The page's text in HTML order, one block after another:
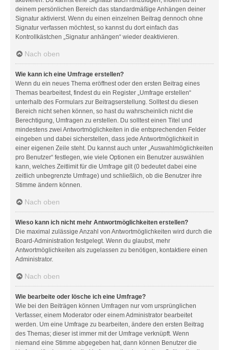
deinem persönlichen Bereich das standardmäßige Anhängen deiner
Signatur aktivierst. Wenn du einen einzelnen Beitrag dennoch ohne
Signatur verfassen möchtest, so kannst du dort einfach das
Kontrollkästchen „Signatur anhängen“ wieder deaktivieren.
Nach oben
Wie kann ich eine Umfrage erstellen?
Wenn du ein neues Thema eröffnest oder den ersten Beitrag eines
Themas bearbeitest, findest du ein Register „Umfrage erstellen“
unterhalb des Formulars zur Beitragserstellung. Solltest du diesen
Bereich nicht sehen können, so hast du wahrscheinlich nicht die
Berechtigung, Umfragen zu erstellen. Du solltest einen Titel und
mindestens zwei Antwortmöglichkeiten in die entsprechenden Felder
eingeben und dabei sicherstellen, dass jede Antwortmöglichkeit in
einer eigenen Zeile steht. Du kannst auch unter „Auswahlmöglichkeiten
pro Benutzer“ festlegen, wie viele Optionen ein Benutzer auswählen
kann, welches Zeitlimit für die Umfrage gilt (0 bedeutet dabei eine
zeitlich unbegrenzte Umfrage) und schließlich, ob die Benutzer ihre
Stimme ändern können.
Nach oben
Wieso kann ich nicht mehr Antwortmöglichkeiten erstellen?
Die maximal zulässige Anzahl von Antwortmöglichkeiten wird durch die
Board-Administration festgelegt. Wenn du glaubst, mehr
Antwortmöglichkeiten als zugelassen zu benötigen, kontaktiere einen
Administrator.
Nach oben
Wie bearbeite oder lösche ich eine Umfrage?
Wie bei den Beiträgen können Umfragen nur vom ursprünglichen
Verfasser, einem Moderator oder einem Administrator bearbeitet
werden. Um eine Umfrage zu bearbeiten, ändere den ersten Beitrag
des Themas; dieser ist immer mit der Umfrage verknüpft. Wenn
niemand eine Stimme abgegeben hat, dann können Benutzer die